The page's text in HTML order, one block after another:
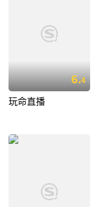
6.4
玩命直播